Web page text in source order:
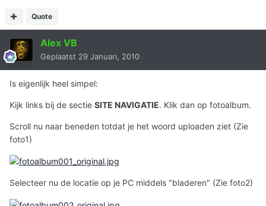
Quote
Alex VB
Geplaatst 29 Januari, 2010
Is eigenlijk heel simpel:
Kijk links bij de sectie SITE NAVIGATIE. Klik dan op fotoalbum.
Scroll nu naar beneden totdat je het woord uploaden ziet (Zie
foto1)
Selecteer nu de locatie op je PC middels "bladeren" (Zie foto2)